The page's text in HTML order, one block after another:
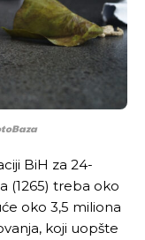
BiH za 24-
(1265) treba oko
oko 3,5 miliona
koji uopšte